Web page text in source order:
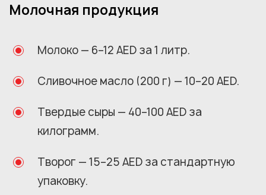
Молочная продукция
Молоко — 6–12 AED за 1 литр.
Сливочное масло (200 г) — 10–20 AED.
Твердые сыры — 40–100 AED за
килограмм.
Творог — 15–25 AED за стандартную
упаковку.